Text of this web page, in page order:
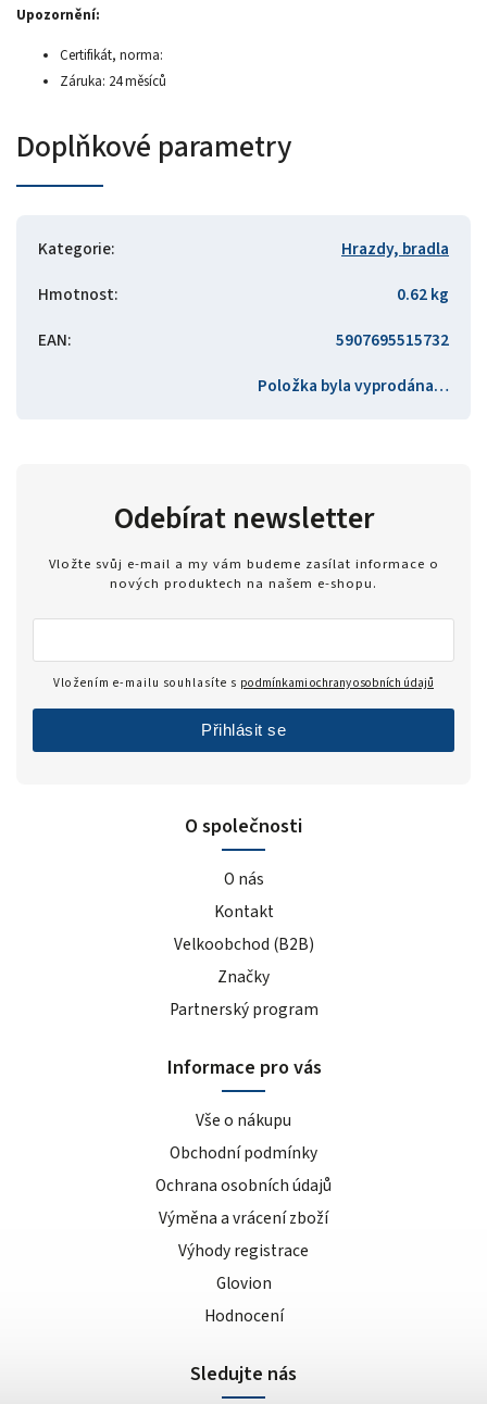
Upozornění:
Certifikát, norma:
Záruka: 24 měsíců
Doplňkové parametry
Kategorie:
Hrazdy, bradla
Hmotnost:
0.62 kg
EAN:
5907695515732
Položka byla vyprodána…
O společnosti
O nás
Kontakt
Velkoobchod (B2B)
Značky
Partnerský program
Informace pro vás
Vše o nákupu
Obchodní podmínky
Ochrana osobních údajů
Výměna a vrácení zboží
Výhody registrace
Glovion
Hodnocení
Odebírat newsletter
Vložte svůj e-mail a my vám budeme zasílat informace o
nových produktech na našem e-shopu.
Vložením e-mailu souhlasíte s podmínkami ochrany osobních údajů
Přihlásit se
Sledujte nás